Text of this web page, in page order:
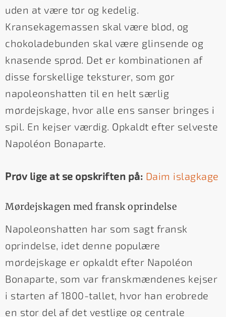
uden at være tør og kedelig.
Kransekagemassen skal være blød, og
chokoladebunden skal være glinsende og
knasende sprød. Det er kombinationen af
disse forskellige teksturer, som gør
napoleonshatten til en helt særlig
mørdejskage, hvor alle ens sanser bringes i
spil. En kejser værdig. Opkaldt efter selveste
Napoléon Bonaparte.
Prøv lige at se opskriften på: Daim islagkage
Mørdejskagen med fransk oprindelse
Napoleonshatten har som sagt fransk
oprindelse, idet denne populære
mørdejskage er opkaldt efter Napoléon
Bonaparte, som var franskmændenes kejser
i starten af 1800-tallet, hvor han erobrede
en stor del af det vestlige og centrale